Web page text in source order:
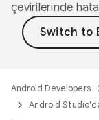
çevirilerinde
Android Developers
Android